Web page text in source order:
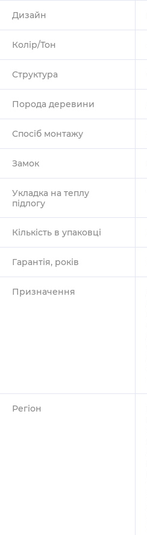
Дизайн
Колір/Тон
Структура
Порода деревини
Спосіб монтажу
Замок
Укладка на теплу
підлогу
Кількість в упаковці
Гарантія, років
Призначення
Регіон